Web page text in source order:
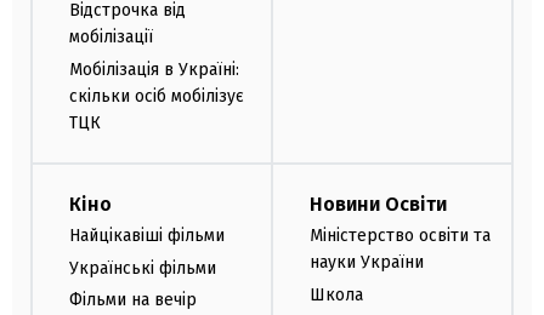
Відстрочка від
мобілізації
Мобілізація в Україні:
скільки осіб мобілізує
ТЦК
Кіно
Найцікавіші фільми
Українські фільми
Фільми на вечір
Новини Освіти
Міністерство освіти та
науки України
Школа